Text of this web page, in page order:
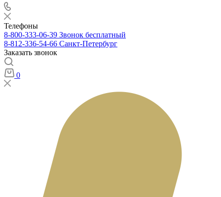
Телефоны
8-800-333-06-39 Звонок бесплатный
8-812-336-54-66 Санкт-Петербург
Заказать звонок
0